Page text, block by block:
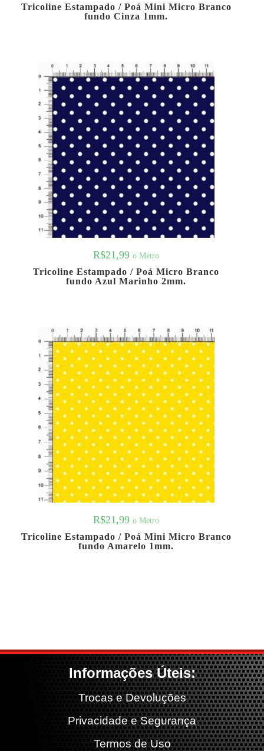
Tricoline Estampado / Poá Mini Micro Branco
fundo Cinza 1mm.
R$21,99 o Metro
Tricoline Estampado / Poá Micro Branco
fundo Azul Marinho 2mm.
R$21,99 o Metro
Tricoline Estampado / Poá Mini Micro Branco
fundo Amarelo 1mm.
Informações Úteis:
Trocas e Devoluções
Privacidade e Segurança
Termos de Uso